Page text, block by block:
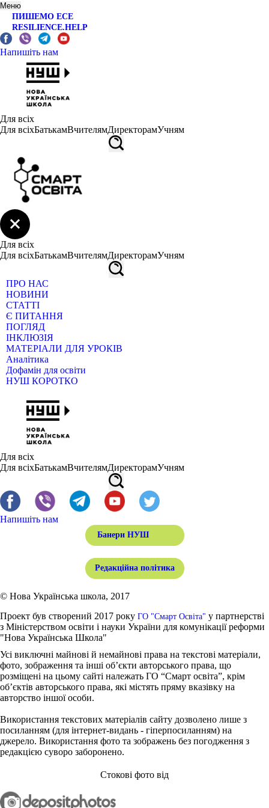
Меню
ПИШЕМО ЕСЕ
RESILIENCE.HELP
Напишіть нам
Для всіх
Для всіхБатькамВчителямДиректорамУчням
Для всіх
Для всіхБатькамВчителямДиректорамУчням
ПРО НАС
НОВИНИ
СТАТТІ
Є ПИТАННЯ
ПОГЛЯД
ІНКЛЮЗІЯ
МАТЕРІАЛИ ДЛЯ УРОКІВ
Аналітика
Дофамін для освіти
НУШ КОРОТКО
Для всіх
Для всіхБатькамВчителямДиректорамУчням
Напишіть нам
Банери НУШ
Редакційна політика
© Нова Українська школа, 2017
Проект був створений 2017 року ГО "Смарт Освіта" у партнерстві
з Міністерством освіти і науки України для комунікації реформи
"Нова Українська Школа"
Усі виключні майнові й немайнові права на текстові матеріали,
фото, зображення та інші об’єкти авторського права, що
розміщені на цьому сайті належать ГО “Смарт освіта”, крім
об’єктів авторського права, які містять пряму вказівку на
авторство іншої особи.
Використання текстових матеріалів сайту дозволено лише з
посиланням (для інтернет-видань - гіперпосиланням) на
джерело. Використання фото та зображень без погодження з
редакцією суворо заборонено.
Стокові фото від